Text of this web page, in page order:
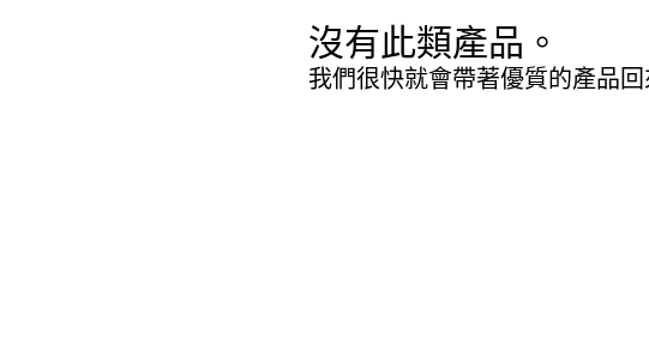
沒有此類產品。
我們很快就會帶著優質的產品